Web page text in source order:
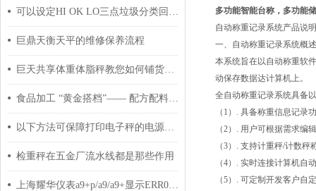
可以设定HI OK LO三点垃圾分类回收的智能电子秤
巨鼎天衡天平的维修保养流程
巨天共享体重体脂秤教您如何铺货？快速*！
食品加工 “黄金搭档”—— 配方配料秤，严守舌尖安全
以下方法可保障打印电子秤的电源充足
检重秤在五金厂流水线都是那些作用
上海耀华仪表a9+p/a9/a9+显示ERR05怎么处理
多功能智能台称，多功能
自动称重记录系统产品说明
一、自动称重记录系统概
本系统旨在以自动称重软
动保存数据达计算机上。
全自动称重记录系统具备
（1）. 具备称重信息记录
（2）. 用户可根据需求编
（3）. 支持计重秤/计数
（4）. 实时连接计算机自
（5）. 可定制开发客户自